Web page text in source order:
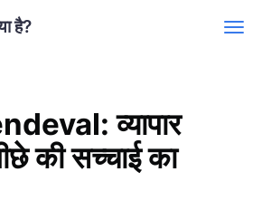
है?
व्यापार
की सच्चाई का